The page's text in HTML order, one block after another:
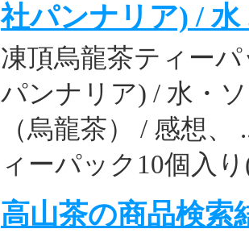
社パンナリア) / 水
凍頂烏龍茶ティー
パンナリア) / 水・
（烏龍茶） / 感想
ィーパック10個入
高山茶の商品検索